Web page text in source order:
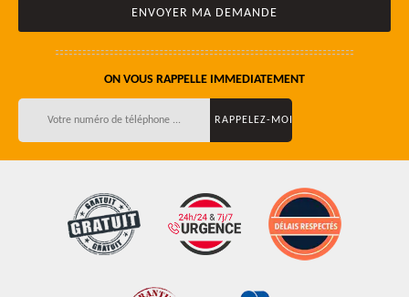
ON VOUS RAPPELLE IMMEDIATEMENT